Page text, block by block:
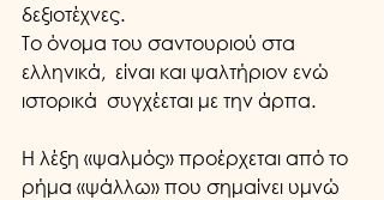
δεξιοτέχνες.
Το όνομα του σαντουριού στα
ελληνικά,  είναι και ψαλτήριον ενώ
ιστορικά  συγχέεται με την άρπα.
Η λέξη «ψαλμός» προέρχεται από το
ρήμα «ψάλλω» που σημαίνει υμνώ